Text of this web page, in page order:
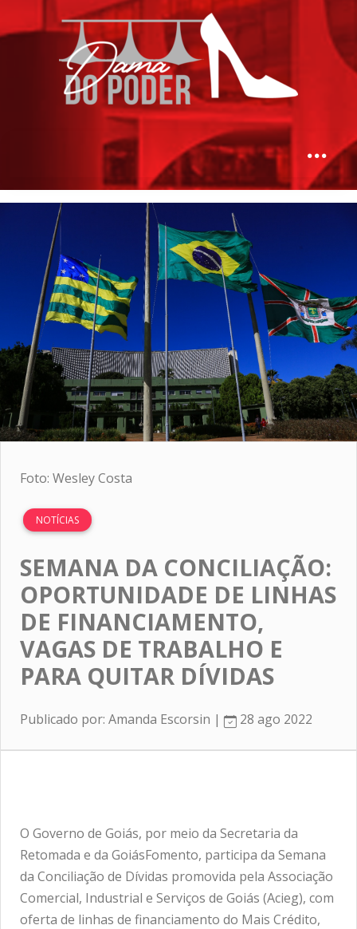
Foto: Wesley Costa
NOTÍCIAS
SEMANA DA CONCILIAÇÃO:
OPORTUNIDADE DE LINHAS
DE FINANCIAMENTO,
VAGAS DE TRABALHO E
PARA QUITAR DÍVIDAS
Publicado por: Amanda Escorsin | 28 ago 2022
O Governo de Goiás, por meio da Secretaria da
Retomada e da GoiásFomento, participa da Semana
da Conciliação de Dívidas promovida pela Associação
Comercial, Industrial e Serviços de Goiás (Acieg), com
oferta de linhas de financiamento do Mais Crédito,